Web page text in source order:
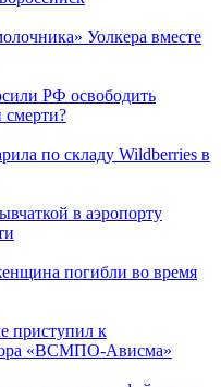
Уолкера вместе
РФ освободить
по складу Wildberries в
в аэропорту
погибли во время
приступил к
«ВСМПО-Ависма»